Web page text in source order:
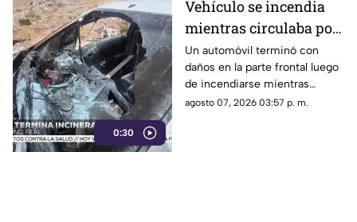
0:30
Vehículo se incendia
mientras circulaba por
calles de Ciudad Juárez
| VIDEO
Un automóvil terminó con
daños en la parte frontal luego
de incendiarse mientras
circulaba por el Camino Real.
agosto 07, 2026 03:57 p. m.